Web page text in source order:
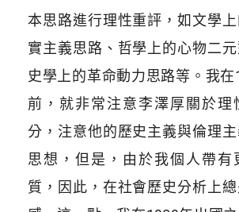
本思路進行理性重評，如文學
實主義思路、哲學上的心物二
史學上的革命動力思路等。我在
前，就非常注意李澤厚關於理
分，注意他的歷史主義與倫理
思想，但是，由於我個人帶有
質，因此，在社會歷史分析上